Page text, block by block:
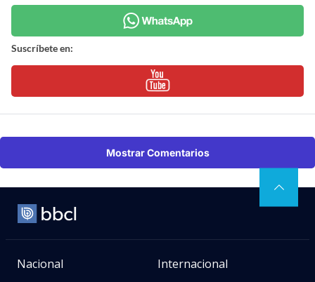
Suscríbete en:
Mostrar Comentarios
Nacional Internacional